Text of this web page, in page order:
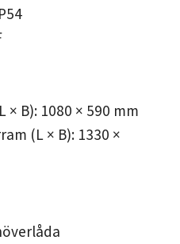
B): 1080 × 590 mm
(L × B): 1330 ×